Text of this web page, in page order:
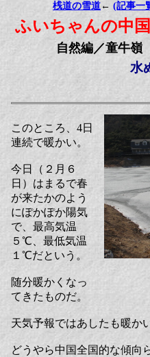
桟道の雪道 ← (記事一
ふいちゃんの中
自然編／童牛嶺
水
このところ、4日
連続で暖かい。
今日（２月６
日）はまるで春
が来たかのよう
にぽかぽか陽気
で、最高気温
５℃、最低気温
１℃だという。
随分暖かくなっ
てきたものだ。
天気予報ではあしたも暖か
どうやら中国全国的な傾向